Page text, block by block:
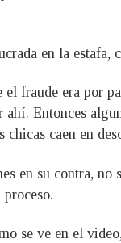
en la estafa,
fraude era por
Entonces
caen en
en su contra,
se ve en el